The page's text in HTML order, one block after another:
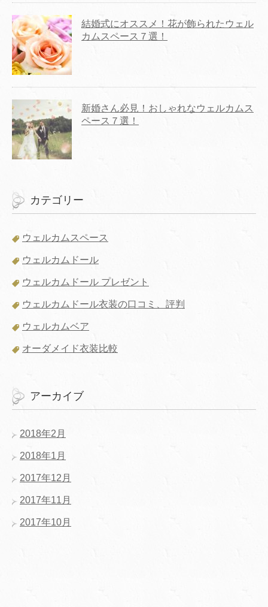
結婚式にオススメ！花が飾られたウェル
カムスペース７選！
新婚さん必見！おしゃれなウェルカムス
ペース７選！
カテゴリー
ウェルカムスペース
ウェルカムドール
ウェルカムドール プレゼント
ウェルカムドール衣装の口コミ、評判
ウェルカムベア
オーダメイド衣装比較
アーカイブ
2018年2月
2018年1月
2017年12月
2017年11月
2017年10月